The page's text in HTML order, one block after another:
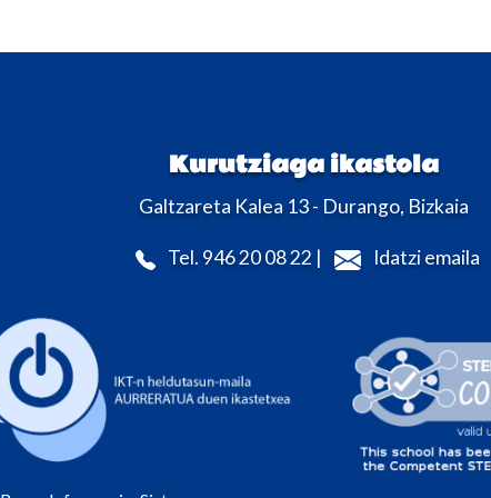
Kurutziaga ikastola
Galtzareta Kalea 13 - Durango, Bizkaia
Tel. 946 20 08 22 | Idatzi emaila